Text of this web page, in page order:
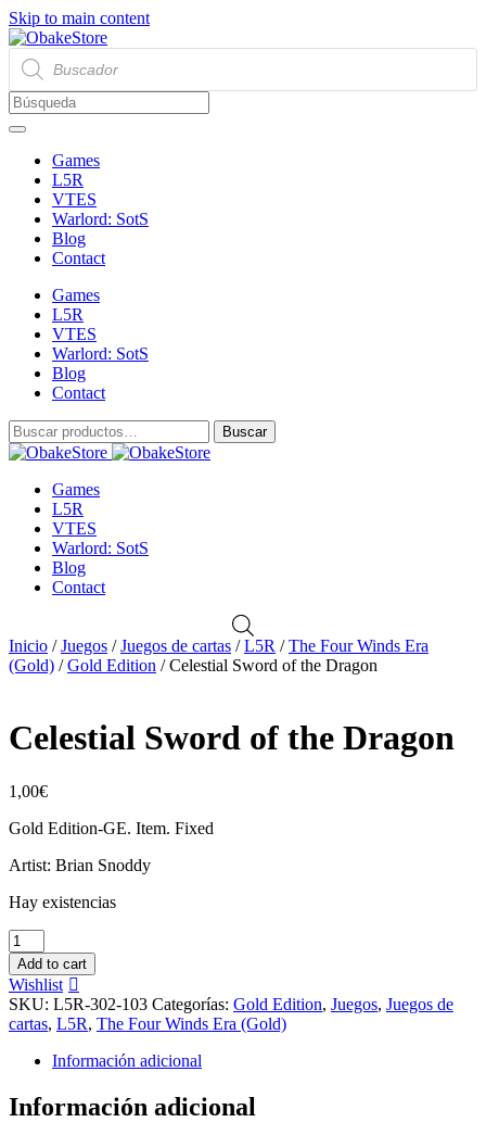
Skip to main content
Búsqueda
de
productos
Games
L5R
VTES
Warlord: SotS
Blog
Contact
Games
L5R
VTES
Warlord: SotS
Blog
Contact
Buscar
por:
Buscar
Games
L5R
VTES
Warlord: SotS
Blog
Contact
Inicio /Juegos /Juegos de cartas /L5R /The Four Winds Era
(Gold) /Gold Edition / Celestial Sword of the Dragon
Celestial Sword of the Dragon
1,00€
Gold Edition-GE. Item. Fixed
Artist: Brian Snoddy
Hay existencias
Celestial
Sword
of
the
Dragon
cantidad
Add to cart
Wishlist
SKU: L5R-302-103 Categorías: Gold Edition, Juegos, Juegos de
cartas, L5R, The Four Winds Era (Gold)
Información adicional
Información adicional